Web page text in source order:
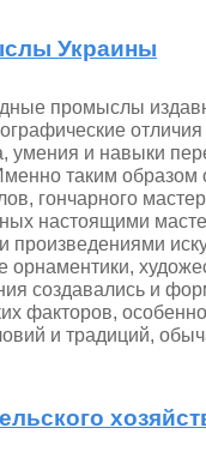
Украины
промыслы
умения и навыки
таким
гончарного
настоящими
создавались и
факторов,
и традиций,